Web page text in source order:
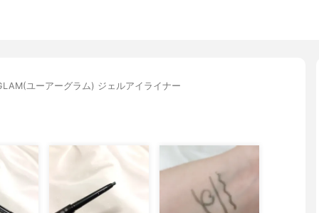
ユーアーグラム) ジェルアイライナー